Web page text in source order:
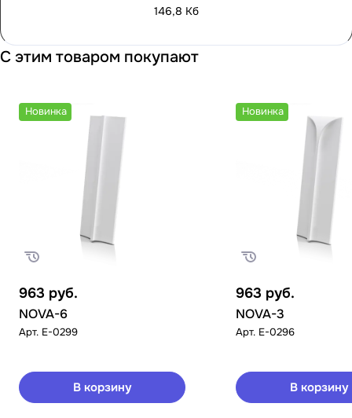
146,8 Кб
С этим товаром покупают
Новинка
963 руб.
NOVA-6
Арт. E-0299
В корзину
Новинка
963 руб.
NOVA-3
Арт. E-0296
В корзину